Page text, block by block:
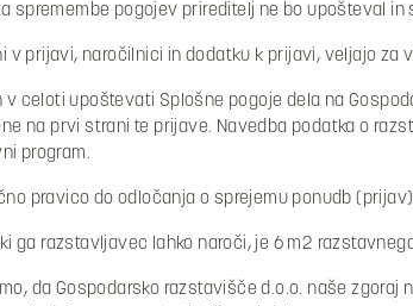
spremembe pogojev prireditelj ne bo upošteval in
v prijavi, naročilnici in dodatku k prijavi, veljajo za
celoti upoštevati Splošne pogoje dela na
na prvi strani te prijave. Navedba podatka o
program.
pravico do odločanja o sprejemu ponudb
ga razstavljavec lahko naroči, je 6 m2
da Gospodarsko razstavišče d.o.o. naše